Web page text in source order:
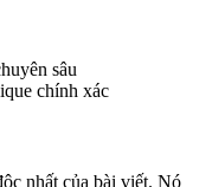
sâu
chính xác
nhất của bài viết. Nó